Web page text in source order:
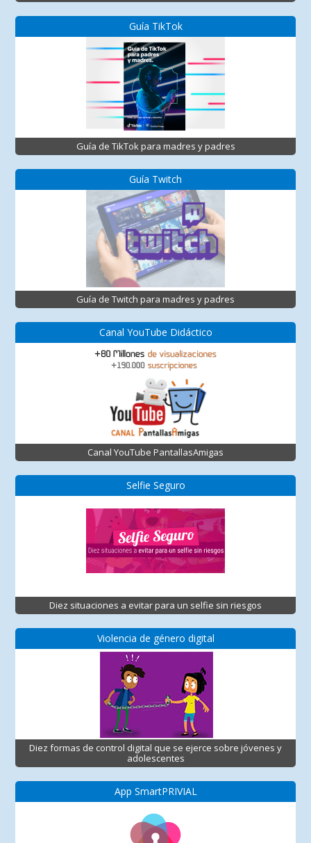
Guía TikTok
Guía de TikTok para madres y padres
Guía Twitch
Guía de Twitch para madres y padres
Canal YouTube Didáctico
Canal YouTube PantallasAmigas
Selfie Seguro
Diez situaciones a evitar para un selfie sin riesgos
Violencia de género digital
Diez formas de control digital que se ejerce sobre jóvenes y
adolescentes
App SmartPRIVIAL